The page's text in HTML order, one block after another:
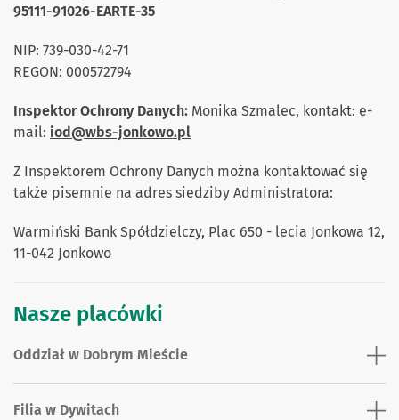
95111-91026-EARTE-35
NIP: 739-030-42-71
REGON: 000572794
Inspektor Ochrony Danych: Monika Szmalec, kontakt: e-
mail: iod@wbs-jonkowo.pl
Z Inspektorem Ochrony Danych można kontaktować się
także pisemnie na adres siedziby Administratora:
Warmiński Bank Spółdzielczy, Plac 650 - lecia Jonkowa 12,
11-042 Jonkowo
Nasze placówki
Oddział w Dobrym Mieście
Filia w Dywitach